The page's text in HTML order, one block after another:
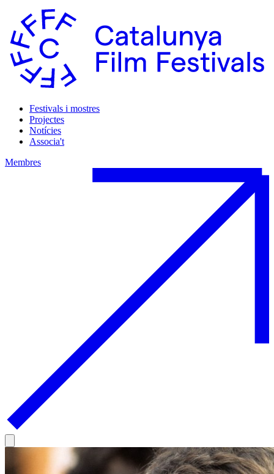
Festivals i mostres
Projectes
Notícies
Associa't
Membres